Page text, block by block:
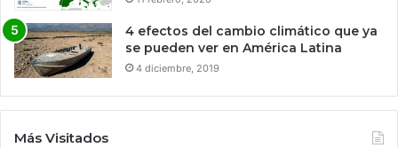
4 efectos del cambio climático que ya
se pueden ver en América Latina
4 diciembre, 2019
Más Visitados